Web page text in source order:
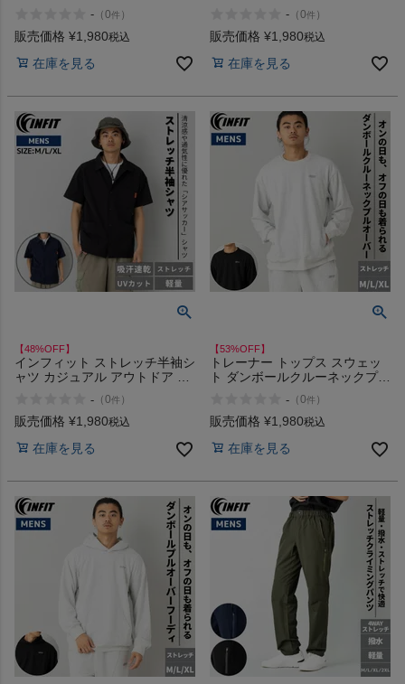
- （0件 ）
販売価格 ¥1,980税込
在庫を見る
シャツ 吸水速乾 UVケア 抗菌
ゆったり オーバーサイズ INFIT
- （0件 ）
販売価格 ¥1,980税込
在庫を見る
【48%OFF】
インフィット ストレッチ半袖シ
ャツ カジュアル アウトドア 登
ケア 吸汗速乾 INFIT アウトレ
ット セール
- （0件 ）
販売価格 ¥1,980税込
在庫を見る
【53%OFF】
トレーナー トップス スウェッ
ト ダンボールクルーネックプル
ルームウェア ウォーキング ス
トレッチ シンプル 丸首 Uネッ
レット セール
- （0件 ）
販売価格 ¥1,980税込
在庫を見る